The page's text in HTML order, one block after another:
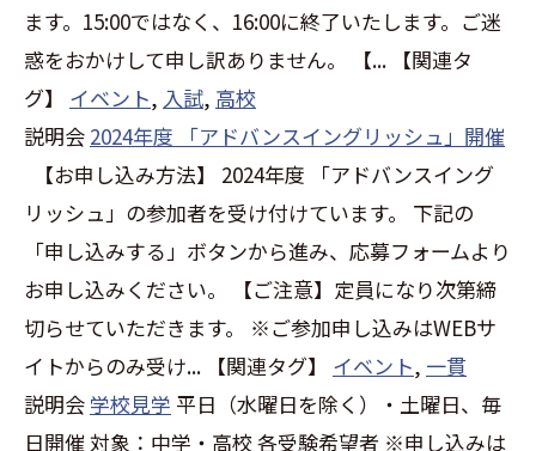
ます。15:00ではなく、16:00に終了いたします。ご迷
惑をおかけして申し訳ありません。 【... 【関連タ
グ】 イベント, 入試, 高校
説明会 2024年度 「アドバンスイングリッシュ」開催
【お申し込み方法】 2024年度 「アドバンスイング
リッシュ」の参加者を受け付けています。 下記の
「申し込みする」ボタンから進み、応募フォームより
お申し込みください。 【ご注意】定員になり次第締
切らせていただきます。 ※ご参加申し込みはWEBサ
イトからのみ受け... 【関連タグ】 イベント, 一貫
説明会 学校見学 平日（水曜日を除く）・土曜日、毎
日開催 対象：中学・高校 各受験希望者 ※申し込みは